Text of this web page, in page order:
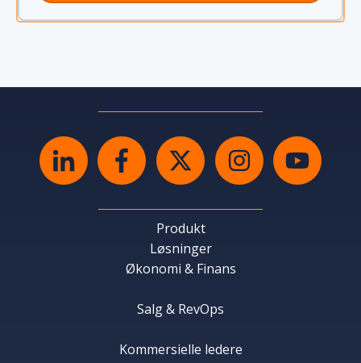
Produkt
Løsninger
Økonomi & Finans
Salg & RevOps
Kommersielle ledere